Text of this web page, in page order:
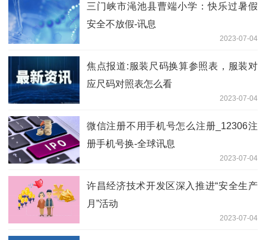
三门峡市渑池县曹端小学：快乐过暑假
安全不放假-讯息
2023-07-04
焦点报道:服装尺码换算参照表，服装对
应尺码对照表怎么看
2023-07-04
微信注册不用手机号怎么注册_12306注
册手机号换-全球讯息
2023-07-04
许昌经济技术开发区深入推进“安全生产
月”活动
2023-07-04